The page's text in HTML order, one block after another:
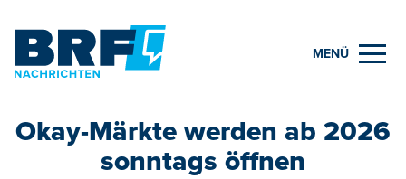
MENÜ
Okay-Märkte werden ab 2026
sonntags öffnen